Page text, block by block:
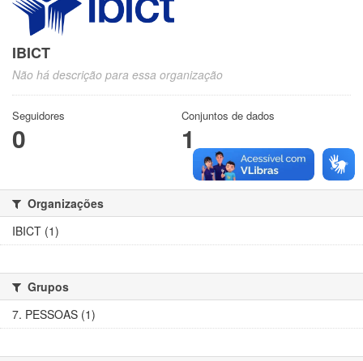
IBICT
Não há descrição para essa organização
Seguidores
0
Conjuntos de dados
1
Organizações
IBICT (1)
Grupos
7. PESSOAS (1)